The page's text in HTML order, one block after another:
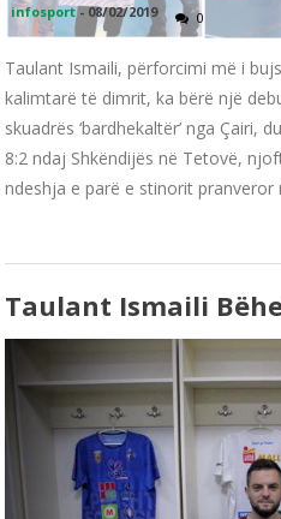
infosport -08/02/2019 0
Taulant Ismaili, përforcimi më i
kalimtarë të dimrit, ka bërë një
skuadrës ‘bardhekaltër’ nga Çairi,
8:2 ndaj Shkëndijës në Tetovë,
ndeshja e parë e stinorit
Taulant Ismaili